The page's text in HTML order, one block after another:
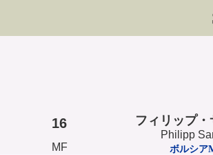
16 フィリップ
Philipp
MF
ボルシア